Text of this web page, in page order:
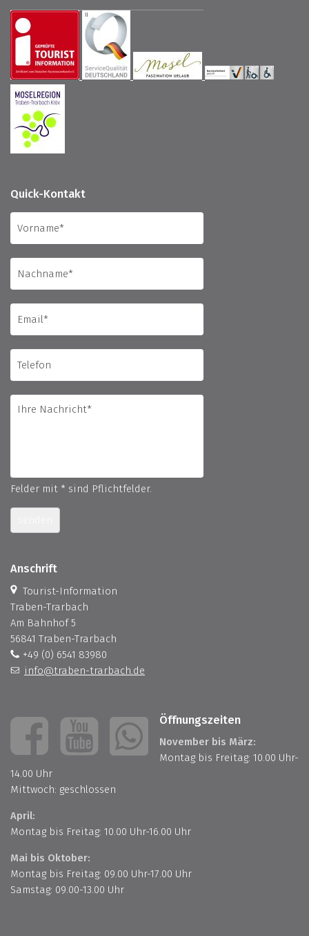
Quick-Kontakt
Felder mit * sind Pflichtfelder.
Anschrift
Tourist-Information
Traben-Trarbach
Am Bahnhof 5
56841 Traben-Trarbach
+49 (0) 6541 83980
info@traben-trarbach.de
Öffnungszeiten
November bis März:
Montag bis Freitag: 10.00 Uhr-
14.00 Uhr
Mittwoch: geschlossen
April:
Montag bis Freitag: 10.00 Uhr-16.00 Uhr
Mai bis Oktober:
Montag bis Freitag: 09.00 Uhr-17.00 Uhr
Samstag: 09.00-13.00 Uhr